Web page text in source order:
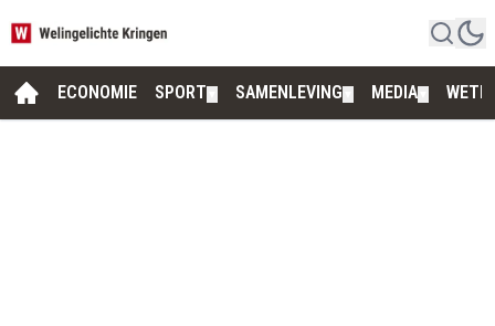
ECONOMIE SPORT SAMENLEVING MEDIA